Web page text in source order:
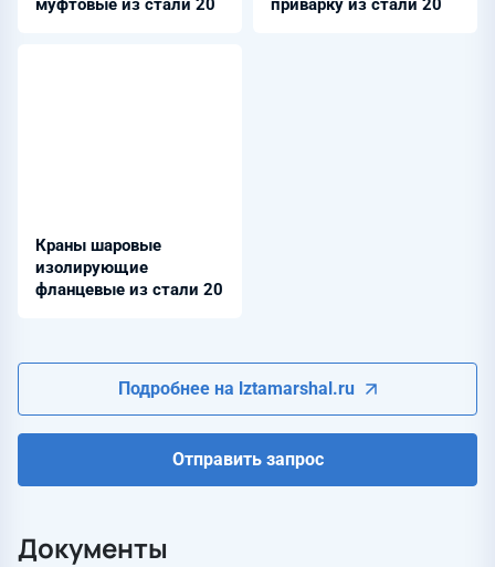
муфтовые из стали 20
приварку из стали 20
Краны шаровые
изолирующие
фланцевые из стали 20
Подробнее на lztamarshal.ru
Отправить запрос
Документы